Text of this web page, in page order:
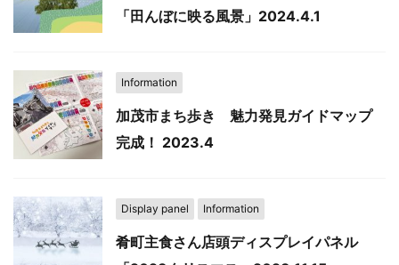
「田んぼに映る風景」2024.4.1
Information
加茂市まち歩き 魅力発見ガイドマップ
完成！ 2023.4
Display panel Information
肴町主食さん店頭ディスプレイパネル